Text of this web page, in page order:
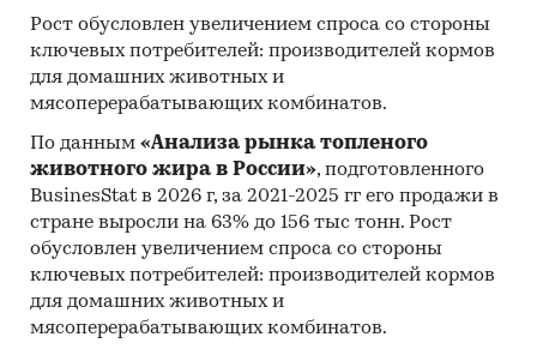
Рост обусловлен увеличением спроса со стороны
ключевых потребителей: производителей кормов
для домашних животных и
мясоперерабатывающих комбинатов.
По данным «Анализа рынка топленого
животного жира в России», подготовленного
BusinesStat в 2026 г, за 2021-2025 гг его продажи в
стране выросли на 63% до 156 тыс тонн. Рост
обусловлен увеличением спроса со стороны
ключевых потребителей: производителей кормов
для домашних животных и
мясоперерабатывающих комбинатов.